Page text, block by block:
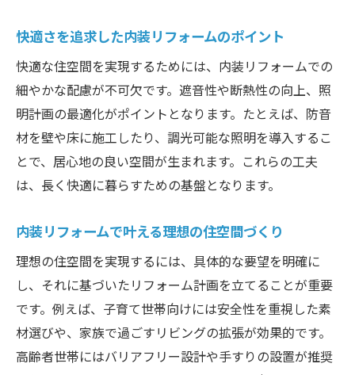
快適さを追求した内装リフォームのポイント
快適な住空間を実現するためには、内装リフォームでの
細やかな配慮が不可欠です。遮音性や断熱性の向上、照
明計画の最適化がポイントとなります。たとえば、防音
材を壁や床に施工したり、調光可能な照明を導入するこ
とで、居心地の良い空間が生まれます。これらの工夫
は、長く快適に暮らすための基盤となります。
内装リフォームで叶える理想の住空間づくり
理想の住空間を実現するには、具体的な要望を明確に
し、それに基づいたリフォーム計画を立てることが重要
です。例えば、子育て世帯向けには安全性を重視した素
材選びや、家族で過ごすリビングの拡張が効果的です。
高齢者世帯にはバリアフリー設計や手すりの設置が推奨